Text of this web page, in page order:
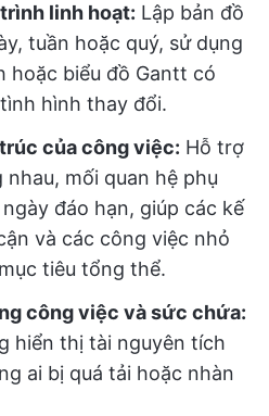
linh hoạt: Lập bản đồ
tuần hoặc quý, sử dụng
hoặc biểu đồ Gantt có
hình thay đổi.
của công việc: Hỗ trợ
mối quan hệ phụ
đáo hạn, giúp các kế
và các công việc nhỏ
tiêu tổng thể.
công việc và sức chứa:
hiển thị tài nguyên tích
ai bị quá tải hoặc nhàn